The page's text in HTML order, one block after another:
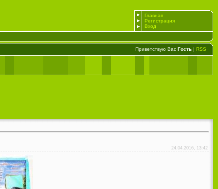
Главная
Регистрация
Вход
Приветствую Вас Гость | RSS
24.04.2016, 13:42